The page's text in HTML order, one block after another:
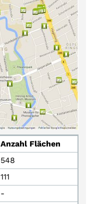
Anzahl Flächen
548
111
-